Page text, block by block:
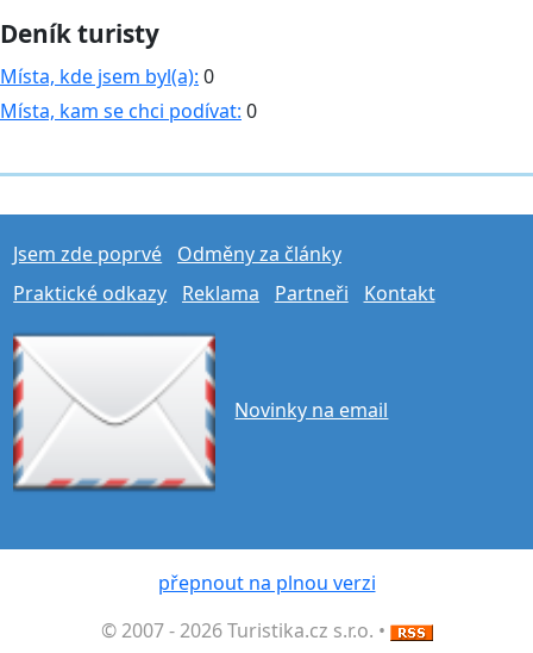
Deník turisty
Místa, kde jsem byl(a): 0
Místa, kam se chci podívat: 0
Jsem zde poprvé
Odměny za články
Praktické odkazy
Reklama Partneři Kontakt
Novinky na email
přepnout na plnou verzi
© 2007 - 2026 Turistika.cz s.r.o. •